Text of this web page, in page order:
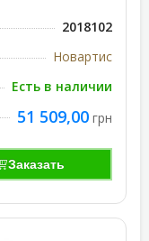
2018102
Новартис
Есть в наличии
51 509,00 грн
Заказать